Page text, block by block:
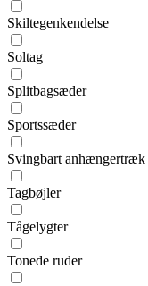
Skiltegenkendelse
Soltag
Splitbagsæder
Sportssæder
Svingbart anhængertræk
Tagbøjler
Tågelygter
Tonede ruder